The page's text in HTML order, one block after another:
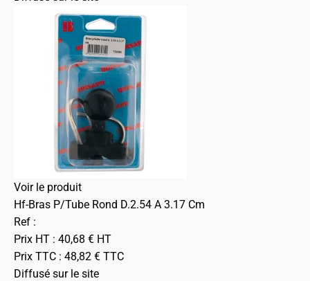
Voir le produit
Hf-Bras P/Tube Rond D.2.54 A 3.17 Cm
Ref :
Prix HT : 40,68 € HT
Prix TTC : 48,82 € TTC
Diffusé sur le site